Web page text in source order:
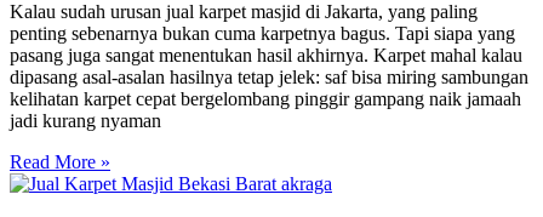
Kalau sudah urusan jual karpet masjid di Jakarta, yang paling
penting sebenarnya bukan cuma karpetnya bagus. Tapi siapa yang
pasang juga sangat menentukan hasil akhirnya. Karpet mahal kalau
dipasang asal-asalan hasilnya tetap jelek: saf bisa miring sambungan
kelihatan karpet cepat bergelombang pinggir gampang naik jamaah
jadi kurang nyaman
Read More »